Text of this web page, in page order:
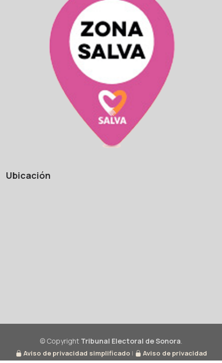
Ubicación
© Copyright Tribunal Electoral de Sonora.
Aviso de privacidad simplificado |
Aviso de privacidad